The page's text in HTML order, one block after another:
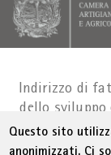
Indirizzo di
dello sviluppo
Bolzano
Questo sito